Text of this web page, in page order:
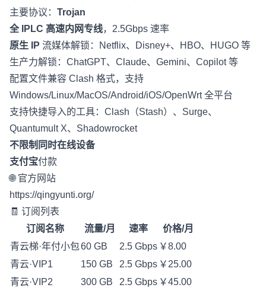
主要协议： Trojan
全 IPLC 高速内网专线，2.5Gbps 速率
原生 IP 流媒体解锁：Netflix、Disney+、HBO、HUGO 等
生产力解锁：ChatGPT、Claude、Gemini、Copilot 等
配置文件兼容 Clash 格式，支持
Windows/Linux/MacOS/Android/iOS/OpenWrt 全平台
支持快捷导入的工具：Clash（Stash）、Surge、
Quantumult X、Shadowrocket
不限制同时在线设备
支付宝付款
🌐 官方网站
https://qingyunti.org/
🧾 订阅列表
订阅名称
流量/月 速率
价格/月
青云梯·年付小包60 GB 2.5 Gbps ￥8.00
青云·VIP1
150 GB 2.5 Gbps ￥25.00
青云·VIP2
300 GB 2.5 Gbps ￥45.00